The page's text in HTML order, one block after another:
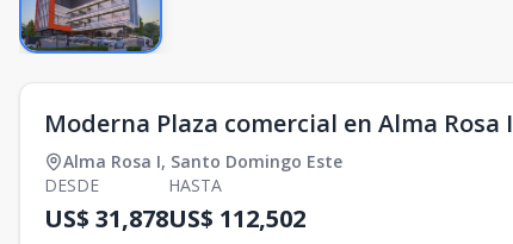
Moderna Plaza comercial en Alma Rosa I
Alma Rosa I, Santo Domingo Este
DESDE
US$ 31,878
HASTA
US$ 112,502